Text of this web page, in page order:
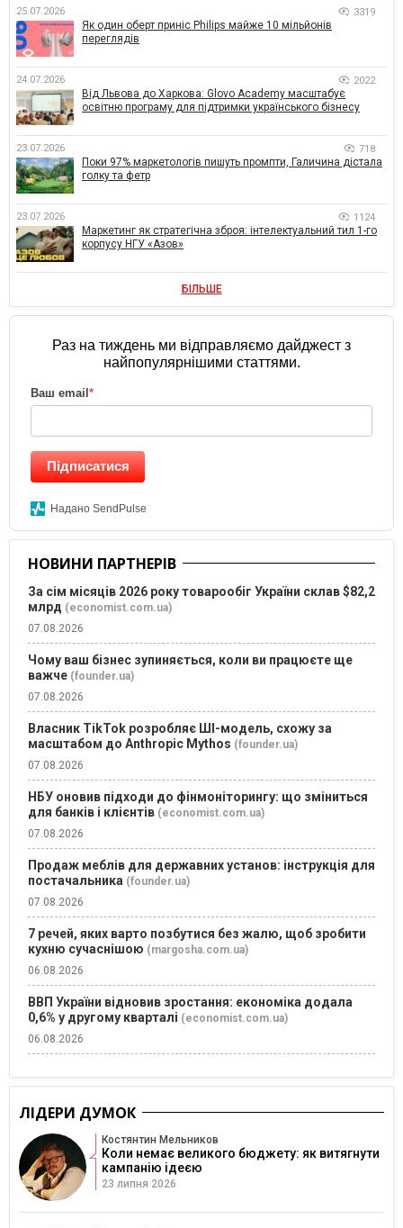
25.07.2026 3319
Як один оберт приніс Philips майже 10 мільйонів
переглядів
24.07.2026 2022
Від Львова до Харкова: Glovo Academy масштабує
освітню програму для підтримки українського бізнесу
23.07.2026 718
Поки 97% маркетологів пишуть промпти, Галичина дістала
голку та фетр
23.07.2026 1124
Маркетинг як стратегічна зброя: інтелектуальний тил 1-го
корпусу НГУ «Азов»
БІЛЬШЕ
Раз на тиждень ми відправляємо дайджест з
найпопулярнішими статтями.
Ваш email *
Підписатися
Надано SendPulse
НОВИНИ ПАРТНЕРІВ
За сім місяців 2026 року товарообіг України склав $82,2
млрд (economist.com.ua)
07.08.2026
Чому ваш бізнес зупиняється, коли ви працюєте ще
важче (founder.ua)
07.08.2026
Власник TikTok розробляє ШІ-модель, схожу за
масштабом до Anthropic Mythos (founder.ua)
07.08.2026
НБУ оновив підходи до фінмоніторингу: що зміниться
для банків і клієнтів (economist.com.ua)
07.08.2026
Продаж меблів для державних установ: інструкція для
постачальника (founder.ua)
07.08.2026
7 речей, яких варто позбутися без жалю, щоб зробити
кухню сучаснішою (margosha.com.ua)
06.08.2026
ВВП України відновив зростання: економіка додала
0,6% у другому кварталі (economist.com.ua)
06.08.2026
ЛІДЕРИ ДУМОК
Костянтин Мельников
Коли немає великого бюджету: як витягнути
кампанію ідеєю
23 липня 2026